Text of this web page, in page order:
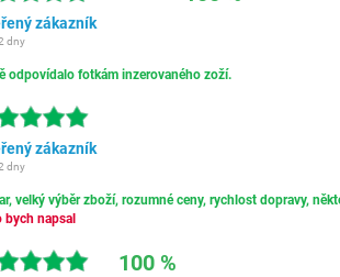
zákazník
dny
odpovídalo fotkám inzerovaného zoží.
zákazník
dny
velký výběr zboží, rozumné ceny, rychlost dopravy,
bych napsal
100 %